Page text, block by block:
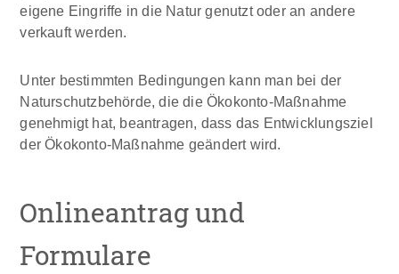
eigene Eingriffe in die Natur genutzt oder an andere
verkauft werden.
Unter bestimmten Bedingungen kann man bei der
Naturschutzbehörde, die die Ökokonto-Maßnahme
genehmigt hat, beantragen, dass das Entwicklungsziel
der Ökokonto-Maßnahme geändert wird.
Onlineantrag und
Formulare